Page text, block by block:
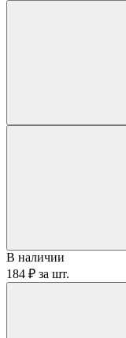
В наличии
184 ₽ за шт.